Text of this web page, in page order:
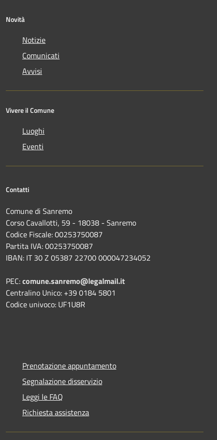
Novità
Notizie
Comunicati
Avvisi
Vivere il Comune
Luoghi
Eventi
Contatti
Comune di Sanremo
Corso Cavallotti, 59 - 18038 - Sanremo
Codice Fiscale: 00253750087
Partita IVA: 00253750087
IBAN: IT 30 Z 05387 22700 000047234052
PEC:comune.sanremo@legalmail.it
Centralino Unico: +39 0184 5801
Codice univoco: UF1U8R
Prenotazione appuntamento
Segnalazione disservizio
Leggi le FAQ
Richiesta assistenza